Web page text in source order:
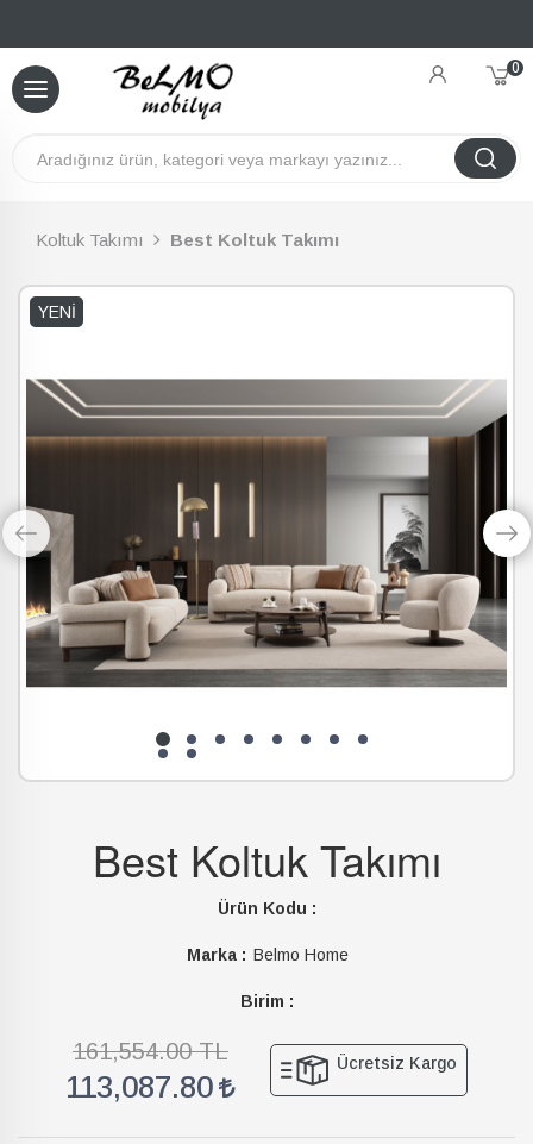
0
Koltuk Takımı Best Koltuk Takımı
YENI
Best Koltuk Takımı
Ürün Kodu :
Marka : Belmo Home
Birim :
161,554.00 TL
113,087.80
Ücretsiz Kargo